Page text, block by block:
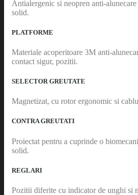
Antialergenic si neopren anti-
solid.
PLATFORME
Materiale acoperitoare 3M anti-
contact sigur, pozitii.
SELECTOR GREUTATE
Magnetizat, cu rotor ergonomic si
CONTRA GREUTATI
Proiectat pentru a cuprinde o
solid.
REGLARI
Pozitii diferite cu indicator de unghi si